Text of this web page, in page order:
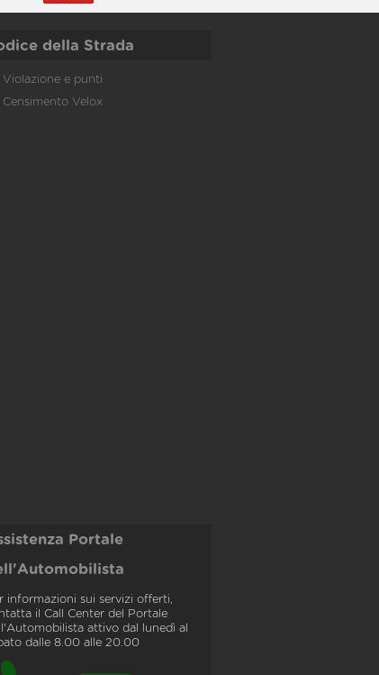
della Strada
Violazione e punti
Censimento Velox
Portale
informazioni sui servizi offerti,
il Call Center del Portale
attivo dal lunedì al
dalle 8.00 alle 20.00